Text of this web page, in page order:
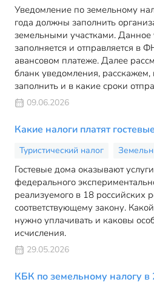
Уведомление по земельному
года должны заполнить
земельными участками. Данное
заполняется и отправляется в
авансовом платеже. Далее
бланк уведомления, расскажем,
заполнить и в какие сроки
09.06.2026
Какие налоги платят
Туристический налог
Гостевые дома оказывают
федерального
реализуемого в 18 российских
соответствующему закону.
нужно уплачивать и каковы
исчисления.
29.05.2026
КБК по земельному налогу в